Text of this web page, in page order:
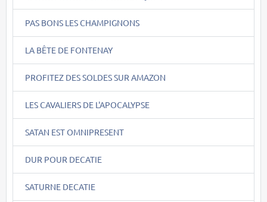
PAS BONS LES CHAMPIGNONS
LA BÊTE DE FONTENAY
PROFITEZ DES SOLDES SUR AMAZON
LES CAVALIERS DE L'APOCALYPSE
SATAN EST OMNIPRESENT
DUR POUR DECATIE
SATURNE DECATIE